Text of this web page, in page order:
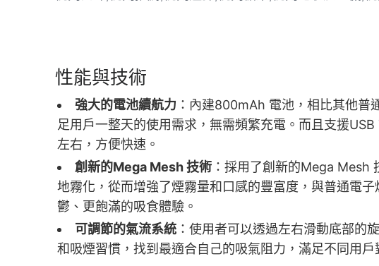
性能與技術
強大的電池續航力 ：內建800mAh 電池，相比其他普
足用戶一整天的使用需求，無需頻繁充電。而且支援
左右，方便快速。
創新的Mega Mesh 技術 ：採用了創新的Mega Mesh
地霧化，從而增強了煙霧量和口感的豐富度，與普通電
鬱、更飽滿的吸食體驗。
可調節的氣流系統 ：使用者可以透過左右滑動底部的
和吸煙習慣，找到最適合自己的吸氣阻力，滿足不同用